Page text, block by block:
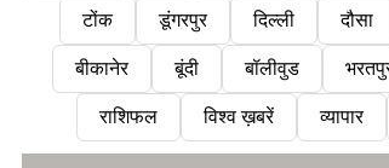
टोंक डूंगरपुर दिल्ली दौसा
बीकानेर बूंदी बॉलीवुड
राशिफल विश्व ख़बरें व्यापार